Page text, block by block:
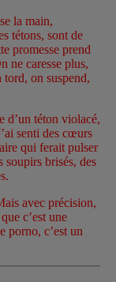
la main,
tétons, sont de
promesse prend
ne caresse plus,
on suspend,
d’un téton violacé,
senti des cœurs
qui ferait pulser
soupirs brisés, des
avec précision,
c’est une
porno, c’est un